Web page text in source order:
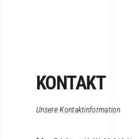
KONTAKT
Unsere Kontaktinformation